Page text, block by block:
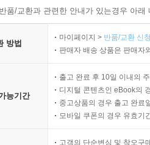
품/교환과 관련한 안내가 있는경우 아
방법
마이페이지 > 반품/교환 신
판매자 배송 상품은 판매자
능기간
출고 완료 후 10일 이내의
디지털 콘텐츠인 eBook의
중고상품의 경우 출고 완료
모바일 쿠폰의 경우 유효기
고객의 단순변심 및 착오구